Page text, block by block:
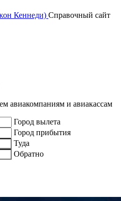
Кеннеди) Справочный сайт
авиакомпаниям и авиакассам
Город вылета
Город прибытия
Туда
Обратно